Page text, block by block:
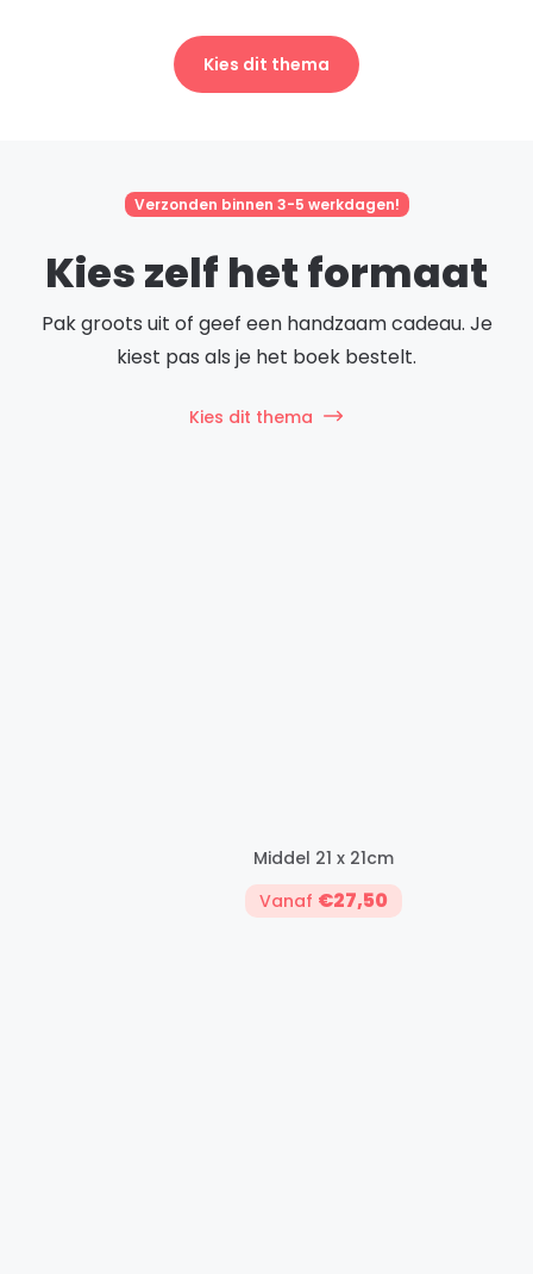
Kies dit thema
Verzonden binnen 3-5 werkdagen!
Kies zelf het formaat
Pak groots uit of geef een handzaam cadeau. Je
kiest pas als je het boek bestelt.
Kies dit thema
Middel 21 x 21cm
Vanaf €27,50